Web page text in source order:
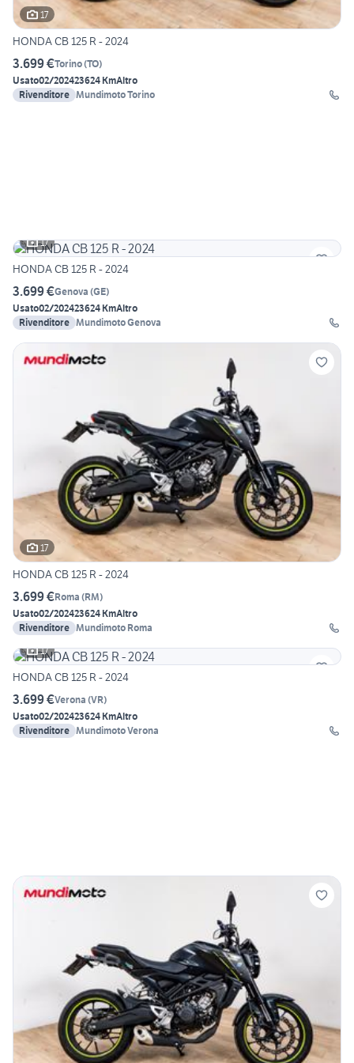
17
HONDA CB 125 R - 2024
3.699 €Torino(TO)
Usato02/202423624 KmAltro
Rivenditore Mundimoto Torino
17
HONDA CB 125 R - 2024
3.699 €Genova (GE)
Usato02/202423624 KmAltro
Rivenditore Mundimoto Genova
17
HONDA CB 125 R - 2024
3.699 €Roma (RM)
Usato02/202423624 KmAltro
Rivenditore Mundimoto Roma
17
HONDA CB 125 R - 2024
3.699 €Verona (VR)
Usato02/202423624 KmAltro
Rivenditore Mundimoto Verona